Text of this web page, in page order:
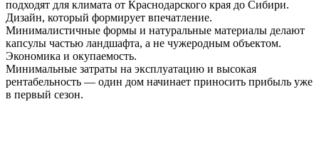
подходят для климата от Краснодарского края до Сибири.
Дизайн, который формирует впечатление.
Минималистичные формы и натуральные материалы делают
капсулы частью ландшафта, а не чужеродным объектом.
Экономика и окупаемость.
Минимальные затраты на эксплуатацию и высокая
рентабельность — один дом начинает приносить прибыль уже
в первый сезон.